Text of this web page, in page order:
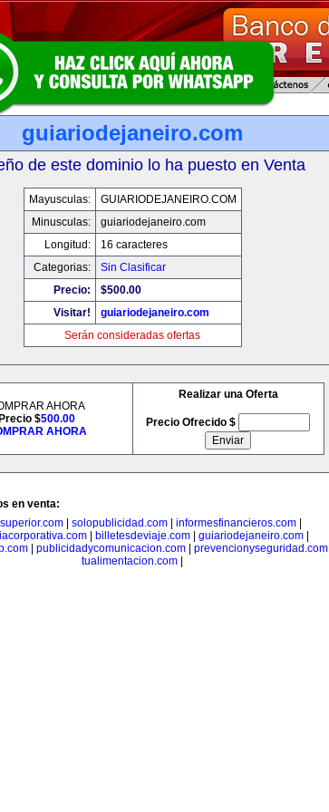
guiariodejaneiro.com
de este dominio lo ha puesto en Venta
Mayusculas:
GUIARIODEJANEIRO.COM
Minusculas:
guiariodejaneiro.com
Longitud:
16 caracteres
Categorias:
Sin Clasificar
Precio:
$500.00
Visitar!
guiariodejaneiro.com
Serán consideradas ofertas
AHORA
Precio $500.00
AHORA
Realizar una Oferta
Precio Ofrecido $
en venta:
| solopublicidad.com| informesfinancieros.com|
| billetesdeviaje.com| guiariodejaneiro.com|
| publicidadycomunicacion.com| prevencionyseguridad.com|
tualimentacion.com